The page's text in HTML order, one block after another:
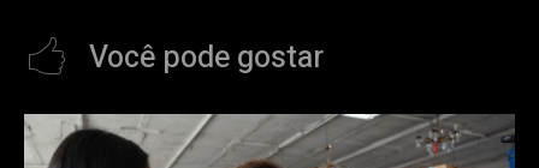
Você pode gostar